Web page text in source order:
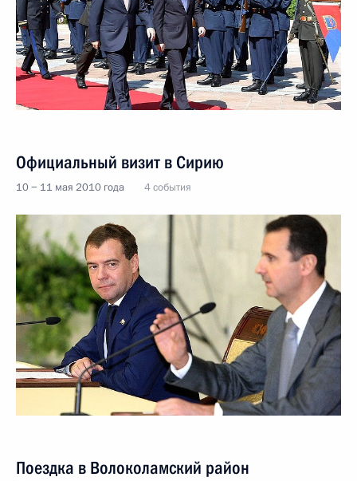
Официальный визит в Сирию
10 − 11 мая 2010 года 4 события
Поездка в Волоколамский район